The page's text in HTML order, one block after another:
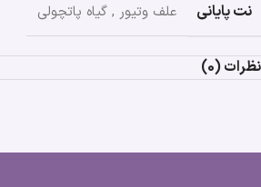
نت پایانی علف وتیور , گیاه پاتچولی
نظرات (0)